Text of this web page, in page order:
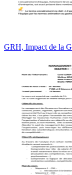
GRH, Impact de la